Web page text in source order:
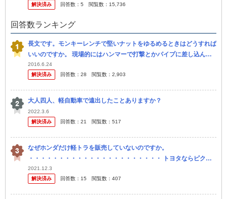
解決済み
回答数： 5 閲覧数： 15,736
回答数ランキング
長文です。モンキーレンチで堅いナットをゆるめるときはどうすれば
いいのですか。 現場的にはハンマーで打撃とかパイプに差し込んで
というのは知ってます。 質問しているのは教科書、講師的な回答で
す。 指...
2016.6.24
解決済み
回答数： 28 閲覧数： 2,903
大人四人、軽自動車で遠出したことありますか？
2022.3.6
解決済み
回答数： 21 閲覧数： 517
なぜホンダだけ軽トラを販売していないのですか。
・・・・・・・・・・・・・・・・・・・・・・ トヨタならピクシ
ス。 日産ならクリッパー。 三菱ならミニキャブ。 マツダならスクラ
ム。 スバルならサ...
2021.12.3
解決済み
回答数： 15 閲覧数： 407